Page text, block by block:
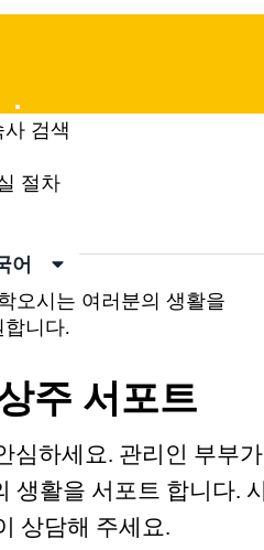
Mobile
Menu
사 검색
절차
어
주 서포트
심하세요. 관리인 부부가
생활을 서포트 합니다.
상담해 주세요.